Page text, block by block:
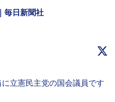
毎日新聞社
に立憲民主党の国会議員です